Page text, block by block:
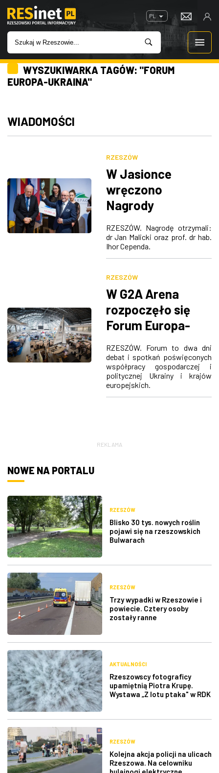
PL
WIADOMOŚCI
IMPREZY
W KINACH
GASTRONOMIA
ZDJĘCIA
WYSZUKIWARKA TAGÓW: "FORUM
EUROPA-UKRAINA"
WIADOMOŚCI
RZESZÓW
W Jasionce
wręczono
Nagrody
Karpackiej Europy
Wspólnych
Wartości
RZESZÓW. Nagrodę otrzymali:
dr Jan Malicki oraz prof. dr hab.
Ihor Cependa.
RZESZÓW
W G2A Arena
rozpoczęło się
Forum Europa-
Ukraina
RZESZÓW. Forum to dwa dni
debat i spotkań poświęconych
współpracy gospodarczej i
politycznej Ukrainy i krajów
europejskich.
REKLAMA
NOWE NA PORTALU
RZESZÓW
Blisko 30 tys. nowych roślin
pojawi się na rzeszowskich
Bulwarach
RZESZÓW
Trzy wypadki w Rzeszowie i
powiecie. Cztery osoby
zostały ranne
AKTUALNOŚCI
Rzeszowscy fotograficy
upamiętnią Piotra Krupę.
Wystawa „Z lotu ptaka" w RDK
RZESZÓW
Kolejna akcja policji na ulicach
Rzeszowa. Na celowniku